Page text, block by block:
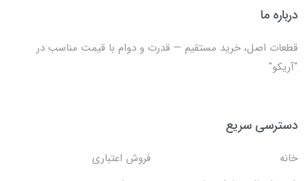
درباره ما
قطعات اصل، خرید مستقیم — قدرت و دوام با قیمت مناسب در
"آریکو"
دسترسی سریع
خانه
فروش اعتباری